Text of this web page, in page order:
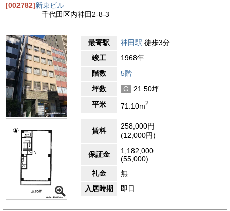
[002782]新東ビル
千代田区内神田2-8-3
最寄駅 神田駅 徒歩3分
竣工
1968年
階数
5階
坪数
G
21.50坪
平米
71.10m2
賃料
258,000円
(12,000円)
保証金
1,182,000
(55,000)
礼金
無
入居時期
即日